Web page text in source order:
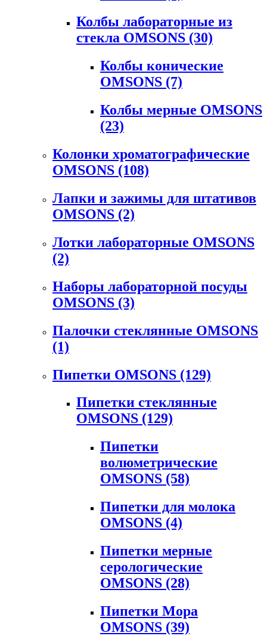
Колбы лабораторные из
стекла OMSONS (30)
Колбы конические
OMSONS (7)
Колбы мерные OMSONS
(23)
Колонки хроматографические
OMSONS (108)
Лапки и зажимы для штативов
OMSONS (2)
Лотки лабораторные OMSONS
(2)
Наборы лабораторной посуды
OMSONS (3)
Палочки стеклянные OMSONS
(1)
Пипетки OMSONS (129)
Пипетки стеклянные
OMSONS (129)
Пипетки
волюметрические
OMSONS (58)
Пипетки для молока
OMSONS (4)
Пипетки мерные
серологические
OMSONS (28)
Пипетки Мора
OMSONS (39)